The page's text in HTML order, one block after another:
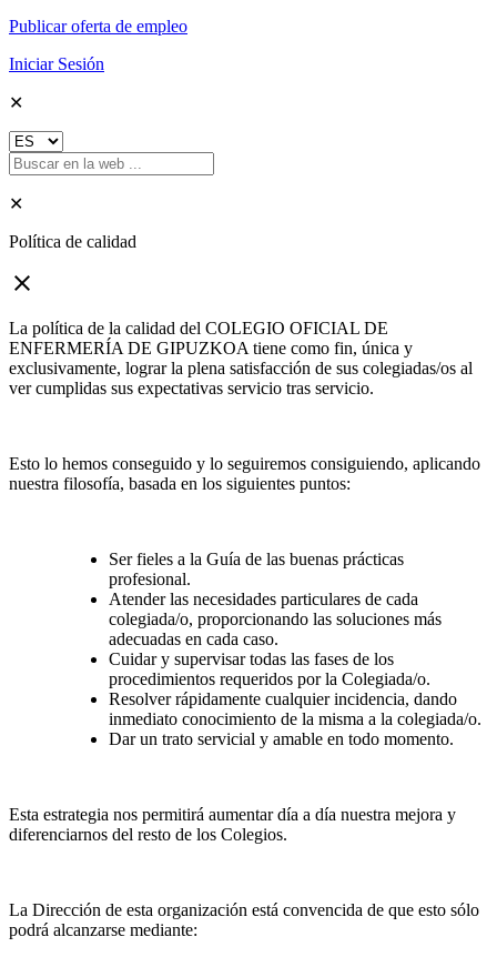
Publicar oferta de empleo
Iniciar Sesión
✕
✕
Política de calidad
close
La política de la calidad del COLEGIO OFICIAL DE
ENFERMERÍA DE GIPUZKOA tiene como fin, única y
exclusivamente, lograr la plena satisfacción de sus colegiadas/os al
ver cumplidas sus expectativas servicio tras servicio.
Esto lo hemos conseguido y lo seguiremos consiguiendo, aplicando
nuestra filosofía, basada en los siguientes puntos:
Ser fieles a la Guía de las buenas prácticas
profesional.
Atender las necesidades particulares de cada
colegiada/o, proporcionando las soluciones más
adecuadas en cada caso.
Cuidar y supervisar todas las fases de los
procedimientos requeridos por la Colegiada/o.
Resolver rápidamente cualquier incidencia, dando
inmediato conocimiento de la misma a la colegiada/o.
Dar un trato servicial y amable en todo momento.
Esta estrategia nos permitirá aumentar día a día nuestra mejora y
diferenciarnos del resto de los Colegios.
La Dirección de esta organización está convencida de que esto sólo
podrá alcanzarse mediante: